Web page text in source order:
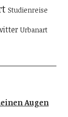
Studienreise
Urbanart
Augen